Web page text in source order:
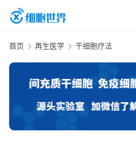
首页 再生医学 干细胞疗法